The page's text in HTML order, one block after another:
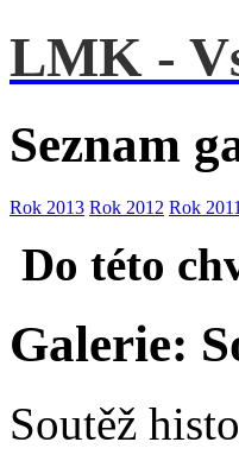
LMK -
Seznam
Rok 2013 Rok 2012 Rok 2011
Do této
Galerie:
Soutěž